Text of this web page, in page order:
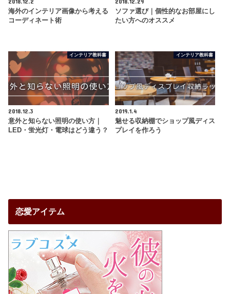
海外のインテリア画像から考える
コーディネート術
ソファ選び｜個性的なお部屋にし
たい方へのオススメ
インテリア教科書
2018.12.3
意外と知らない照明の使い方｜
LED・蛍光灯・電球はどう違う？
インテリア教科書
2019.1.4
魅せる収納棚でショップ風ディス
プレイを作ろう
恋愛アイテム